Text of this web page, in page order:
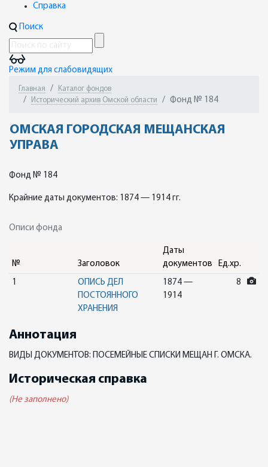
Справка
Поиск
Режим для слабовидящих
Главная
Каталог фондов
Исторический архив Омской области
Фонд № 184
ОМСКАЯ ГОРОДСКАЯ МЕЩАНСКАЯ
УПРАВА
Фонд № 184
Крайние даты документов: 1874 — 1914 гг.
Описи фонда
№ Заголовок
Даты
документов
Ед.хр.
1
ОПИСЬ ДЕЛ
ПОСТОЯННОГО
ХРАНЕНИЯ
1874 —
1914
8
Аннотация
ВИДЫ ДОКУМЕНТОВ: ПОСЕМЕЙНЫЕ СПИСКИ МЕЩАН Г. ОМСКА.
Историческая справка
(Не заполнено)